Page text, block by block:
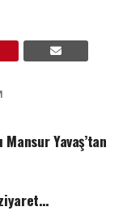
Yavaş’tan